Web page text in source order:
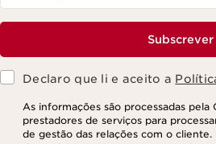
Subscrever
Declaro que li e aceito a
As informações são processadas pela
prestadores de serviços para
de gestão das relações com o cliente.